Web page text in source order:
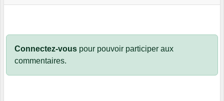
Connectez-vous pour pouvoir participer aux
commentaires.